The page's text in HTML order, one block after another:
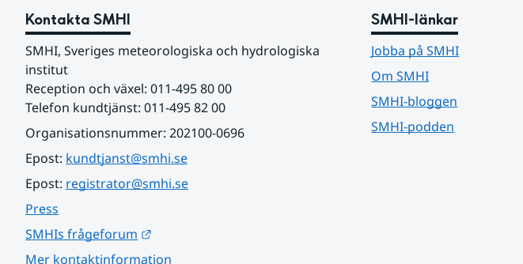
Kontakta SMHI
SMHI, Sveriges meteorologiska och hydrologiska
institut
Reception och växel: 011-495 80 00
Telefon kundtjänst: 011-495 82 00
Organisationsnummer: 202100-0696
Epost: kundtjanst@smhi.se
Epost: registrator@smhi.se
Press
SMHIs frågeforum
Mer kontaktinformation
SMHI-länkar
Jobba på SMHI
Om SMHI
SMHI-bloggen
SMHI-podden